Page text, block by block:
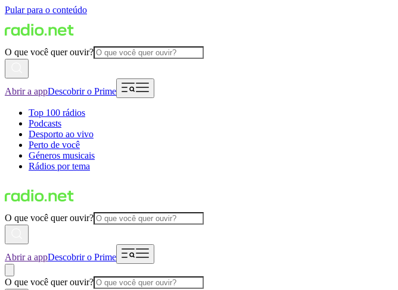
Pular para o conteúdo
O que você quer ouvir?
Abrir a appDescobrir o Prime
Top 100 rádios
Podcasts
Desporto ao vivo
Perto de você
Géneros musicais
Rádios por tema
O que você quer ouvir?
Abrir a appDescobrir o Prime
O que você quer ouvir?